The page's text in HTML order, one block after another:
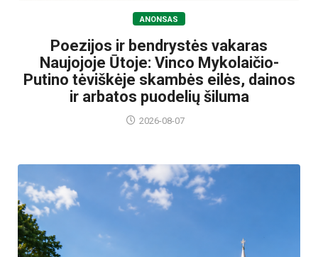
ANONSAS
Poezijos ir bendrystės vakaras
Naujojoje Ūtoje: Vinco Mykolaičio-
Putino tėviškėje skambės eilės, dainos
ir arbatos puodelių šiluma
2026-08-07